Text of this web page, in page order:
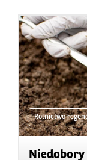
Rolnictwo